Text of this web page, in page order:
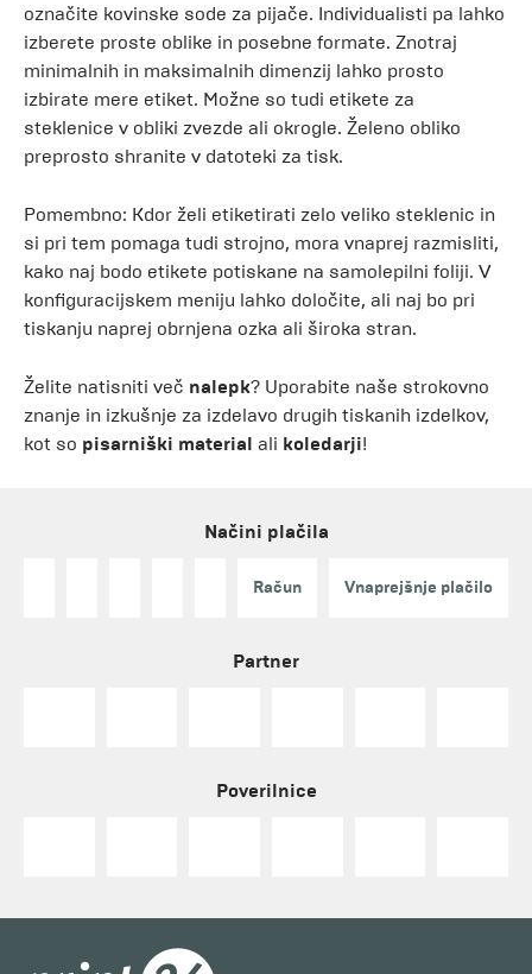
označite kovinske sode za pijače. Individualisti pa lahko
izberete proste oblike in posebne formate. Znotraj
minimalnih in maksimalnih dimenzij lahko prosto
izbirate mere etiket. Možne so tudi etikete za
steklenice v obliki zvezde ali okrogle. Želeno obliko
preprosto shranite v datoteki za tisk.
Pomembno: Kdor želi etiketirati zelo veliko steklenic in
si pri tem pomaga tudi strojno, mora vnaprej razmisliti,
kako naj bodo etikete potiskane na samolepilni foliji. V
konfiguracijskem meniju lahko določite, ali naj bo pri
tiskanju naprej obrnjena ozka ali široka stran.
Želite natisniti več nalepk? Uporabite naše strokovno
znanje in izkušnje za izdelavo drugih tiskanih izdelkov,
kot so pisarniški material ali koledarji!
Načini plačila
Račun Vnaprejšnje plačilo
Partner
Poverilnice